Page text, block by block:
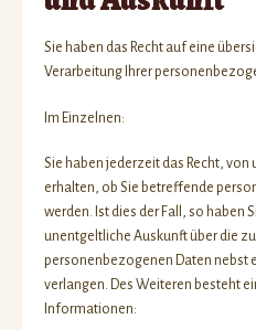
Sie haben das Recht auf eine
Verarbeitung Ihrer
Im Einzelnen:
Sie haben jederzeit das Recht,
erhalten, ob Sie betreffende
werden. Ist dies der Fall, so haben
unentgeltliche Auskunft über die
personenbezogenen Daten nebst
verlangen. Des Weiteren besteht
Informationen: